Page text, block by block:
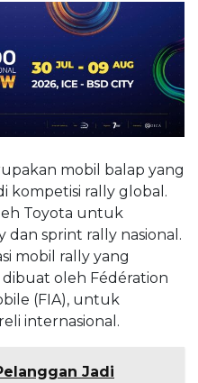
mobil balap yang
kompetisi rally global.
Toyota untuk
dan sprint rally nasional.
mobil rally yang
oleh Fédération
(FIA), untuk
internasional.
Jadi